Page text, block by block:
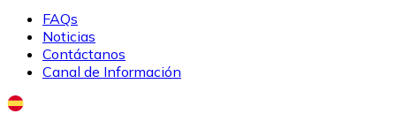
FAQs
Noticias
Contáctanos
Canal de Información